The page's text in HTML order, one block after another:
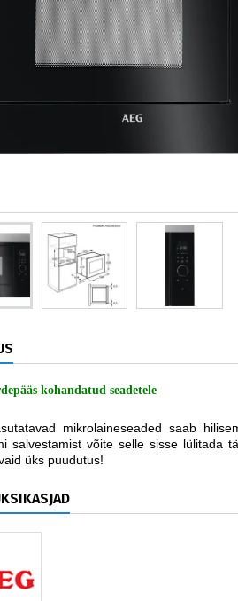
kohandatud seadetele
mikrolaineseaded saab
salvestamist võite selle sisse lülitada
üks puudutus!